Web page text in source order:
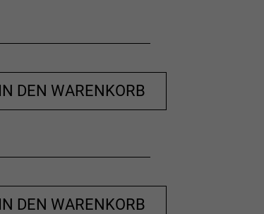
IN DEN WARENKORB
IN DEN WARENKORB